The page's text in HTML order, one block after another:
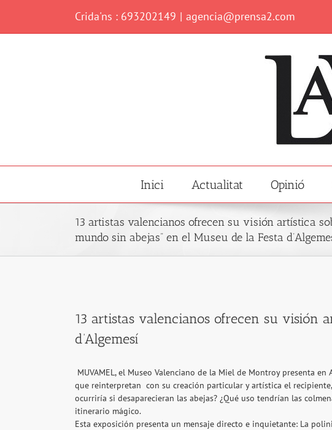
content
Crida'ns : 693202149 | agencia@prensa2.com
Inici Actualitat Opinió
13 artistas valencianos ofrecen su visión artística
mundo sin abejas” en el Museu de la Festa
Image
13 artistas valencianos ofrecen su visión
d’Algemesí
MUVAMEL, el Museo Valenciano de la Miel de Montroy presenta
que reinterpretan con su creación particular y artística el
ocurriría si desaparecieran las abejas? ¿Qué uso tendrían las
itinerario mágico.
Esta exposición presenta un mensaje directo e inquietante: La